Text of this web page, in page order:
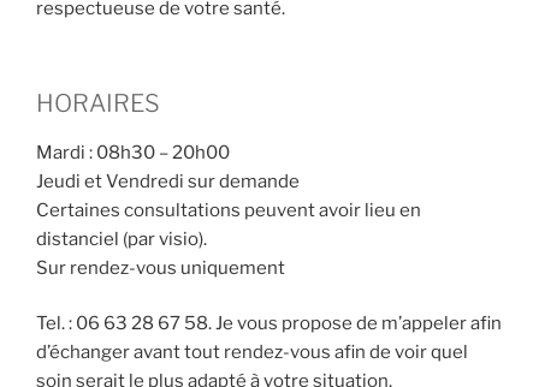
respectueuse de votre santé.
HORAIRES
Mardi : 08h30 – 20h00
Jeudi et Vendredi sur demande
Certaines consultations peuvent avoir lieu en
distanciel (par visio).
Sur rendez-vous uniquement
Tel. : 06 63 28 67 58. Je vous propose de m’appeler afin
d’échanger avant tout rendez-vous afin de voir quel
soin serait le plus adapté à votre situation.